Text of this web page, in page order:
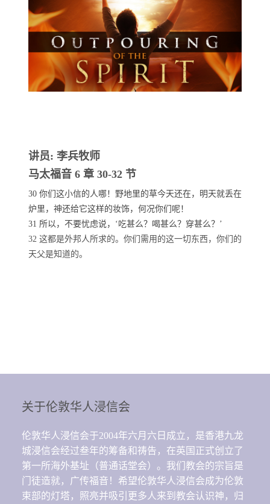
讲员: 李兵牧师
马太福音 6 章 30-32 节
30 你们这小信的人哪！野地里的草今天还在，明天就丢在
炉里，神还给它这样的妆饰，何况你们呢！
31 所以，不要忧虑说，‘吃甚么？喝甚么？穿甚么？’
32 这都是外邦人所求的。你们需用的这一切东西，你们的
天父是知道的。
关于伦敦华人浸信会
伦敦华人浸信会于2004年六月六日成立，是香港九龙
城浸信会经过叁年的筹备和祷告，在英国正式创立了
第一所海外基址（普通话堂会）。我们教会的宗旨是
门徒造就，广传福音！希望伦敦华人浸信会成为伦敦
束部的灯塔，照亮并吸引更多人来到教会认识神，归